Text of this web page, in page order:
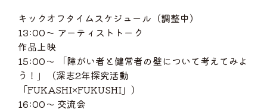
キックオフタイムスケジュール（調整中）
13:00〜 アーティストトーク
作品上映
15:00〜 「障がい者と健常者の壁について考えてみよ
う！」（深志2年探究活動
「FUKASHI×FUKUSHI」）
16:00〜 交流会